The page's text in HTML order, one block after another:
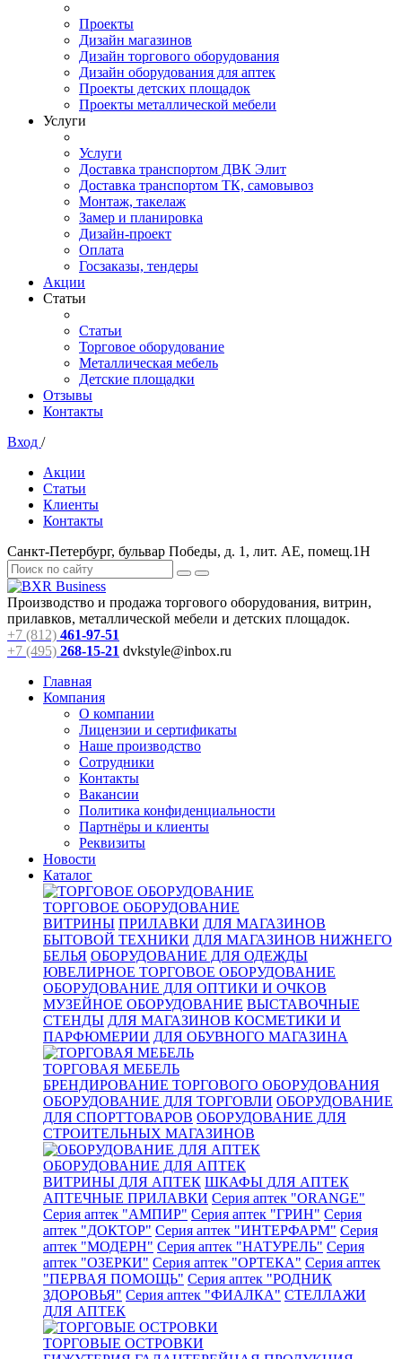
Проекты
Дизайн магазинов
Дизайн торгового оборудования
Дизайн оборудования для аптек
Проекты детских площадок
Проекты металлической мебели
Услуги
Услуги
Доставка транспортом ДВК Элит
Доставка транспортом ТК, самовывоз
Монтаж, такелаж
Замер и планировка
Дизайн-проект
Оплата
Госзаказы, тендеры
Акции
Статьи
Статьи
Торговое оборудование
Металлическая мебель
Детские площадки
Отзывы
Контакты
Вход /
Акции
Статьи
Клиенты
Контакты
Санкт-Петербург, бульвар Победы, д. 1, лит. АЕ, помещ.1Н
Производство и продажа торгового оборудования, витрин,
прилавков, металлической мебели и детских площадок.
+7 (812) 461-97-51
+7 (495) 268-15-21 dvkstyle@inbox.ru
Главная
Компания
О компании
Лицензии и сертификаты
Наше производство
Сотрудники
Контакты
Вакансии
Политика конфиденциальности
Партнёры и клиенты
Реквизиты
Новости
Каталог
ТОРГОВОЕ ОБОРУДОВАНИЕ
ВИТРИНЫ ПРИЛАВКИ ДЛЯ МАГАЗИНОВ
БЫТОВОЙ ТЕХНИКИ ДЛЯ МАГАЗИНОВ НИЖНЕГО
БЕЛЬЯ ОБОРУДОВАНИЕ ДЛЯ ОДЕЖДЫ
ЮВЕЛИРНОЕ ТОРГОВОЕ ОБОРУДОВАНИЕ
ОБОРУДОВАНИЕ ДЛЯ ОПТИКИ И ОЧКОВ
МУЗЕЙНОЕ ОБОРУДОВАНИЕ ВЫСТАВОЧНЫЕ
СТЕНДЫ ДЛЯ МАГАЗИНОВ КОСМЕТИКИ И
ПАРФЮМЕРИИ ДЛЯ ОБУВНОГО МАГАЗИНА
ТОРГОВАЯ МЕБЕЛЬ
БРЕНДИРОВАНИЕ ТОРГОВОГО ОБОРУДОВАНИЯ
ОБОРУДОВАНИЕ ДЛЯ ТОРГОВЛИ ОБОРУДОВАНИЕ
ДЛЯ СПОРТТОВАРОВ ОБОРУДОВАНИЕ ДЛЯ
СТРОИТЕЛЬНЫХ МАГАЗИНОВ
ОБОРУДОВАНИЕ ДЛЯ АПТЕК
ВИТРИНЫ ДЛЯ АПТЕК ШКАФЫ ДЛЯ АПТЕК
АПТЕЧНЫЕ ПРИЛАВКИ Серия аптек "ORANGE"
Серия аптек "АМПИР" Серия аптек "ГРИН" Серия
аптек "ДОКТОР" Серия аптек "ИНТЕРФАРМ" Серия
аптек "МОДЕРН" Серия аптек "НАТУРЕЛЬ" Серия
аптек "ОЗЕРКИ" Серия аптек "ОРТЕКА" Серия аптек
"ПЕРВАЯ ПОМОЩЬ" Серия аптек "РОДНИК
ЗДОРОВЬЯ" Серия аптек "ФИАЛКА" СТЕЛЛАЖИ
ДЛЯ АПТЕК
ТОРГОВЫЕ ОСТРОВКИ